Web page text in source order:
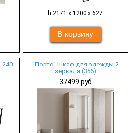
h 2171 х 1200 х 627
240
"Порто" Шкаф для одежды 2
зеркала (366)
37499 руб